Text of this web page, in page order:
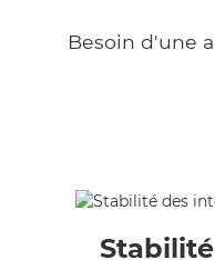
Besoin d'une